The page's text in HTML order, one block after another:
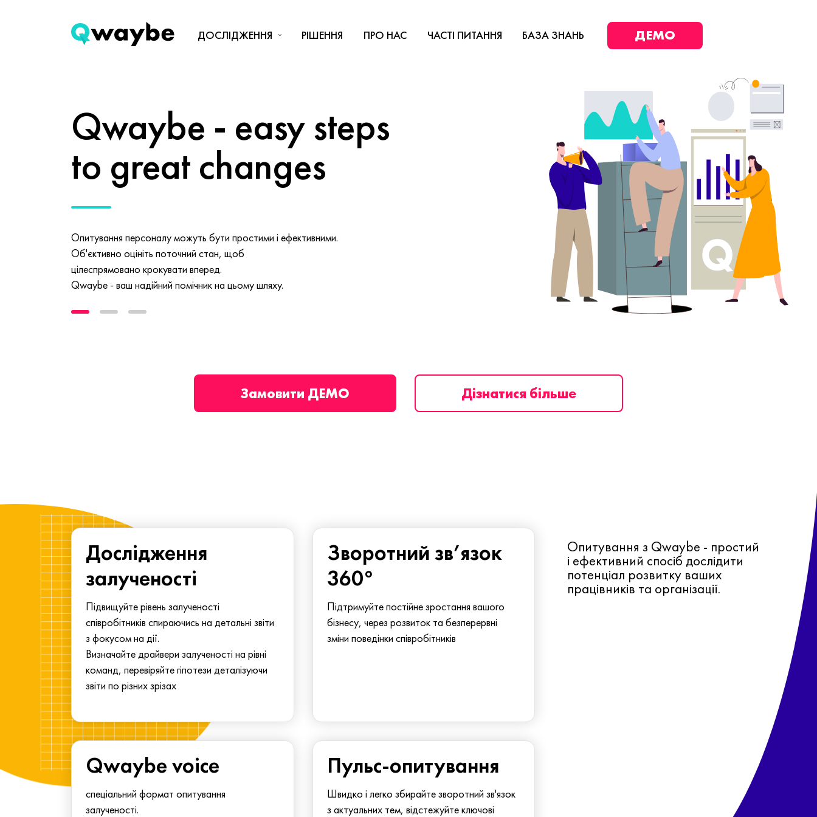
ДОСЛІДЖЕННЯ РІШЕННЯ ПРО НАС ЧАСТІ ПИТАННЯ БАЗА ЗНАНЬ ДЕМО
Qwaybe - easy steps
to great changes
Опитування персоналу можуть бути простими і ефективними.
Об'єктивно оцініть поточний стан, щоб
цілеспрямовано крокувати вперед.
Qwaybe - ваш надійний помічник на цьому шляху.
Замовити ДЕМО Дізнатися більше
Дослідження
залученості
Підвищуйте рівень залученості
співробітників спираючись на детальні звіти
з фокусом на дії.
Визначайте драйвери залученості на рівні
команд, перевіряйте гіпотези деталізуючи
звіти по різних зрізах
Зворотний зв’язок
360°
Підтримуйте постійне зростання вашого
бізнесу, через розвиток та безперервні
зміни поведінки співробітників
Опитування з Qwaybe - простий
і ефективний спосіб дослідити
потенціал розвитку ваших
працівників та організації.
Qwaybe voice
спеціальний формат опитування
залученості.
Пульс-опитування
Швидко і легко збирайте зворотний зв'язок
з актуальних тем, відстежуйте ключові